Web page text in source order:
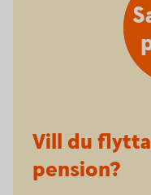
Vill du
pension?